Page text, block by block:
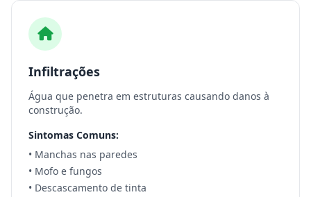
Infiltrações
Água que penetra em estruturas causando danos à
construção.
Sintomas Comuns:
• Manchas nas paredes
• Mofo e fungos
• Descascamento de tinta